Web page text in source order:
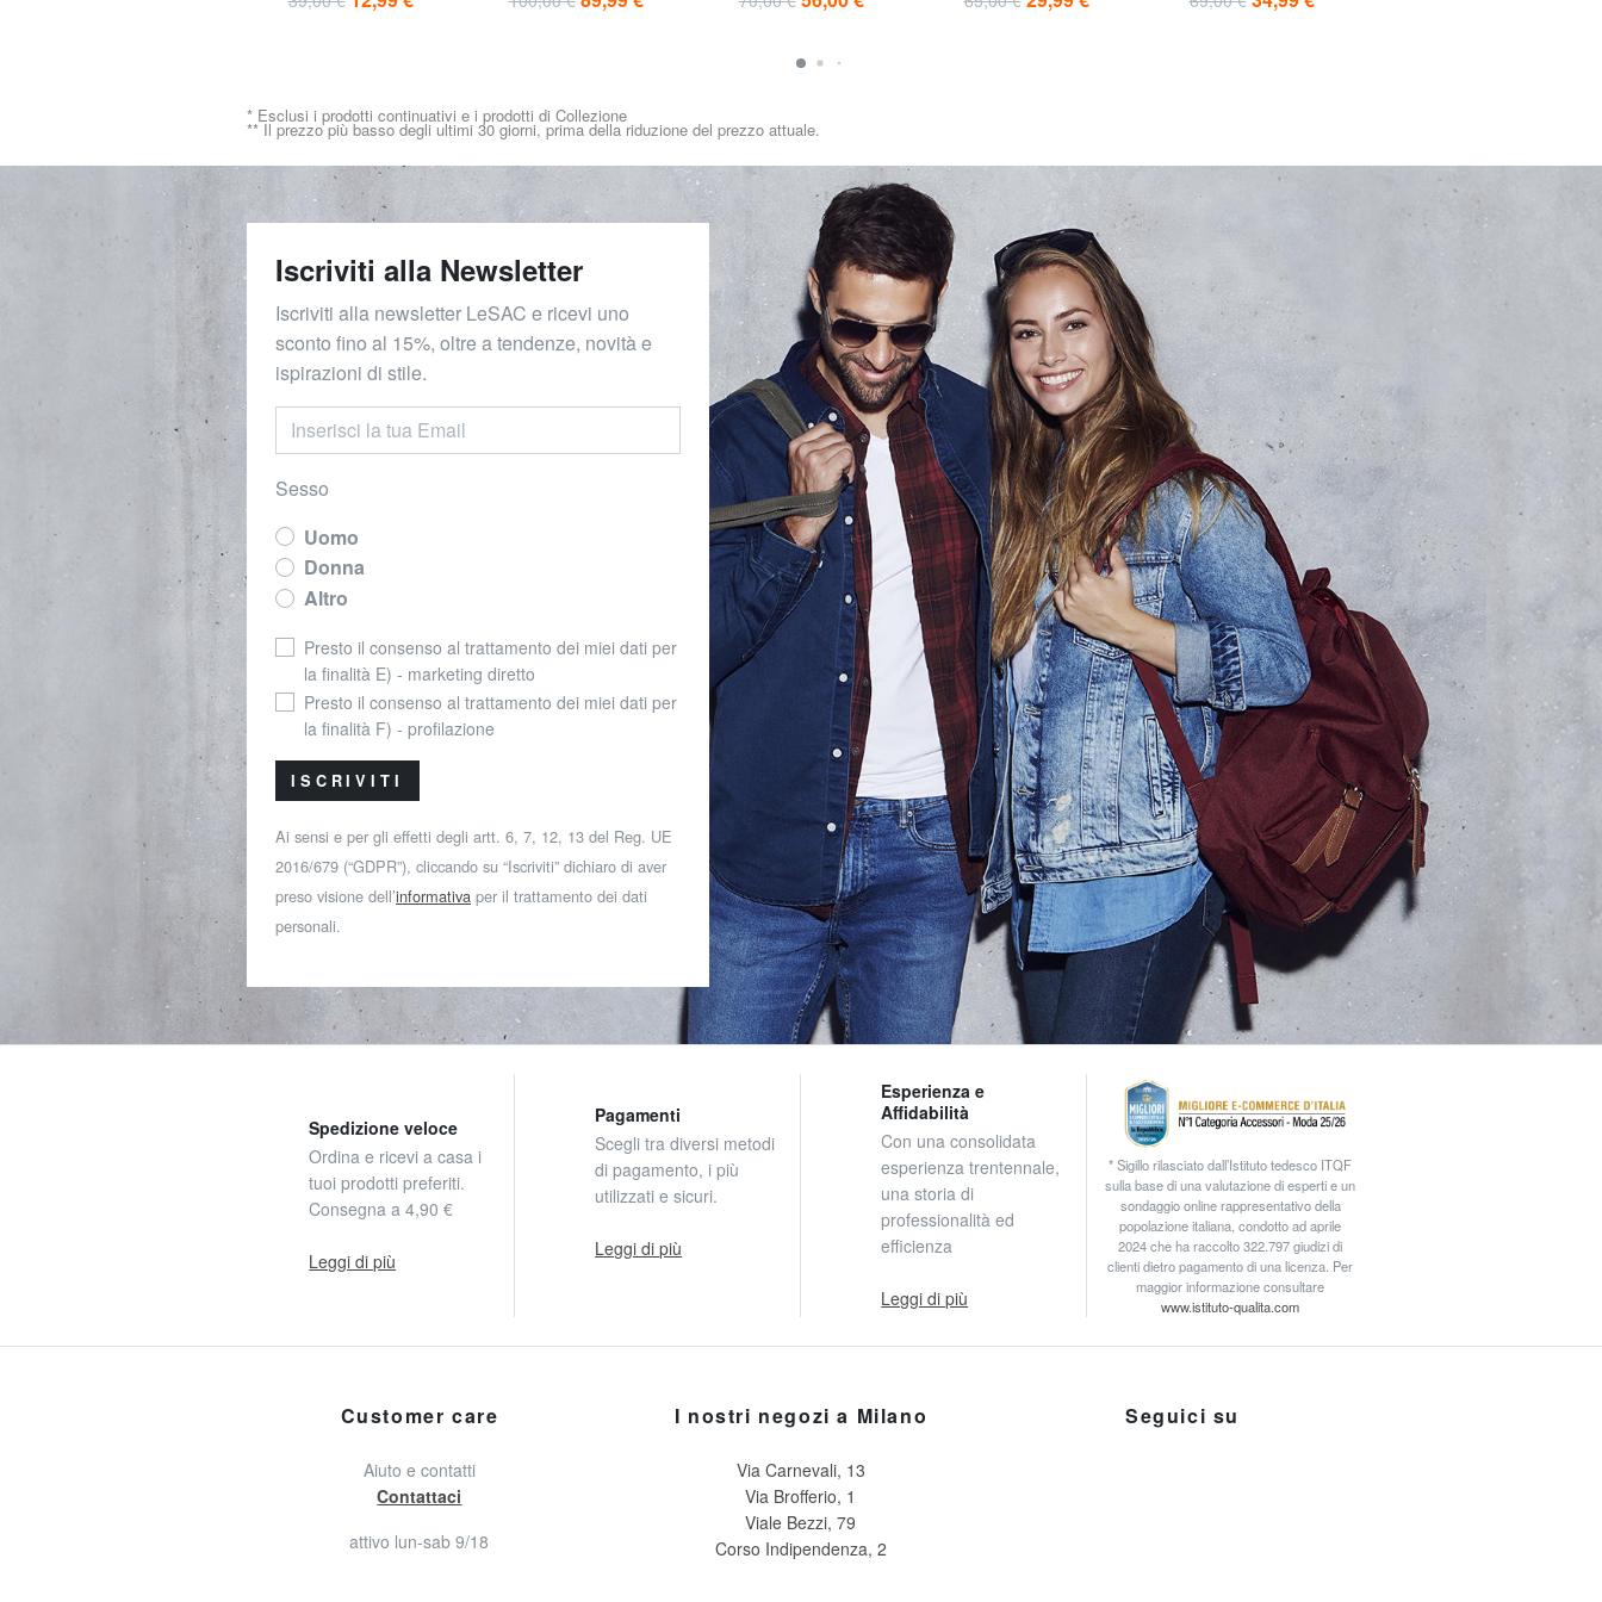
* Esclusi i prodotti continuativi e i prodotti di Collezione
** Il prezzo più basso degli ultimi 30 giorni, prima della riduzione del prezzo attuale.
Iscriviti alla Newsletter
Iscriviti alla newsletter LeSAC e ricevi uno
sconto fino al 15%, oltre a tendenze, novità e
ispirazioni di stile.
Sesso
Uomo
Donna
Altro
Presto il consenso al trattamento dei miei dati per
la finalità E) - marketing diretto
Presto il consenso al trattamento dei miei dati per
la finalità F) - profilazione
ISCRIVITI
Ai sensi e per gli effetti degli artt. 6, 7, 12, 13 del Reg. UE
2016/679 (“GDPR”), cliccando su “Iscriviti” dichiaro di aver
preso visione dell’informativa per il trattamento dei dati
personali.
Spedizione veloce
Ordina e ricevi a casa i
tuoi prodotti preferiti.
Consegna a 4,90 €
Leggi di più
Pagamenti
Scegli tra diversi metodi
di pagamento, i più
utilizzati e sicuri.
Leggi di più
Esperienza e
Affidabilità
Con una consolidata
esperienza trentennale,
una storia di
professionalità ed
efficienza
Leggi di più
* Sigillo rilasciato dall’Istituto tedesco ITQF
sulla base di una valutazione di esperti e un
sondaggio online rappresentativo della
popolazione italiana, condotto ad aprile
2024 che ha raccolto 322.797 giudizi di
clienti dietro pagamento di una licenza. Per
maggior informazione consultare
www.istituto-qualita.com
Customer care
Aiuto e contatti
Contattaci
attivo lun-sab 9/18
I nostri negozi a Milano
Via Carnevali, 13
Via Brofferio, 1
Viale Bezzi, 79
Corso Indipendenza, 2
Seguici su